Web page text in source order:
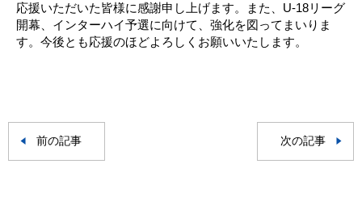
応援いただいた皆様に感謝申し上げます。また、U-18リーグ
開幕、インターハイ予選に向けて、強化を図ってまいりま
す。今後とも応援のほどよろしくお願いいたします。
前の記事 次の記事